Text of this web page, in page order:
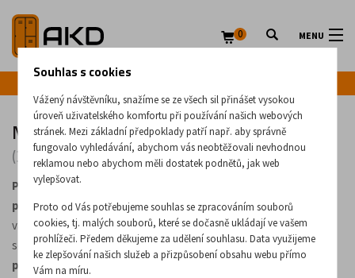
MENU
0
Mobilní pracovní stoly
(30 produktů)
Pracovní stoly na kolečkách
průmyslových provozů. Stoly na kolečkách dodáváme v různých
variantách:bez úložných prostornebo sezásuvkami, případně
se
dveřmi. Dostupné jsou vrůzných velikostecha
přizpůsobitelných barevných provedeních
Souhlas s cookies
Vážený návštěvníku, snažíme se ze všech sil přinášet vysokou
úroveň uživatelského komfortu při používání našich webových
stránek. Mezi základní předpoklady patří např. aby správně
fungovalo vyhledávání, abychom vás neobtěžovali nevhodnou
reklamou nebo abychom měli dostatek podnětů, jak web
vylepšovat.
Proto od Vás potřebujeme souhlas se zpracováním souborů
cookies, tj. malých souborů, které se dočasně ukládají ve vašem
prohlížeči. Předem děkujeme za udělení souhlasu. Data využijeme
ke zlepšování našich služeb a přizpůsobení obsahu webu přímo
Vám na míru.